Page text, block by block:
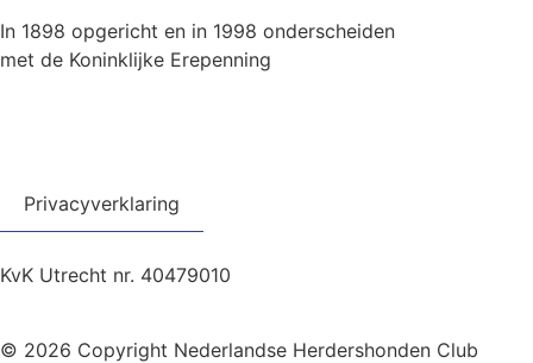
In 1898 opgericht en in 1998 onderscheiden
met de Koninklijke Erepenning
Privacyverklaring
KvK Utrecht nr. 40479010
© 2026 Copyright Nederlandse Herdershonden Club